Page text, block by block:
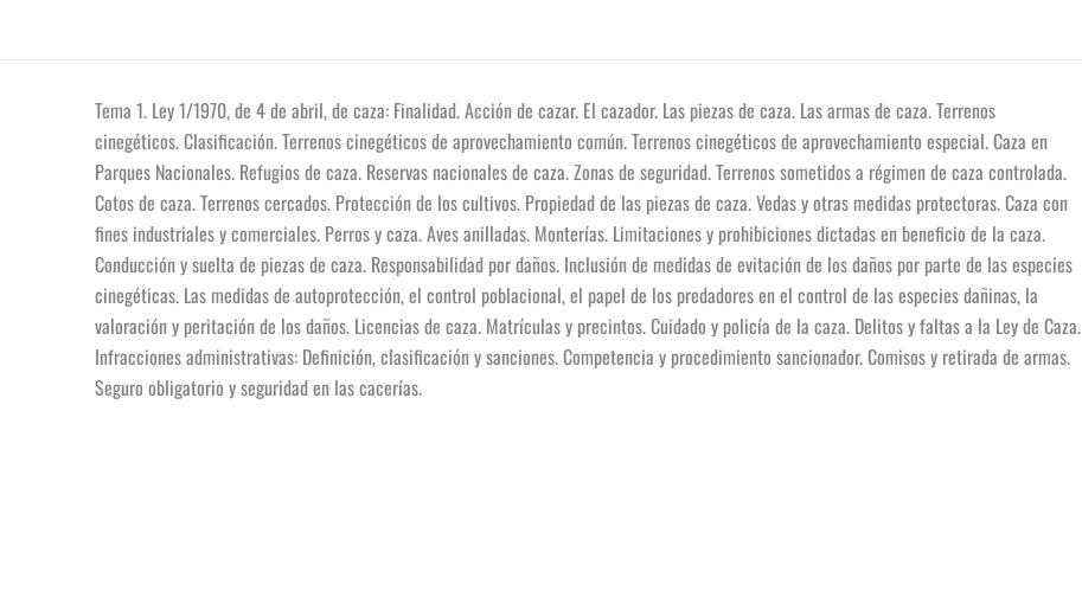
Tema 1. Ley 1/1970, de 4 de abril, de caza: Finalidad. Acción de cazar. El cazador. Las piezas de caza. Las armas de caza. Terrenos
cinegéticos. Clasificación. Terrenos cinegéticos de aprovechamiento común. Terrenos cinegéticos de aprovechamiento especial. Caza en
Parques Nacionales. Refugios de caza. Reservas nacionales de caza. Zonas de seguridad. Terrenos sometidos a régimen de caza controlada.
Cotos de caza. Terrenos cercados. Protección de los cultivos. Propiedad de las piezas de caza. Vedas y otras medidas protectoras. Caza con
fines industriales y comerciales. Perros y caza. Aves anilladas. Monterías. Limitaciones y prohibiciones dictadas en beneficio de la caza.
Conducción y suelta de piezas de caza. Responsabilidad por daños. Inclusión de medidas de evitación de los daños por parte de las especies
cinegéticas. Las medidas de autoprotección, el control poblacional, el papel de los predadores en el control de las especies dañinas, la
valoración y peritación de los daños. Licencias de caza. Matrículas y precintos. Cuidado y policía de la caza. Delitos y faltas a la Ley de Caza.
Infracciones administrativas: Definición, clasificación y sanciones. Competencia y procedimiento sancionador. Comisos y retirada de armas.
Seguro obligatorio y seguridad en las cacerías.